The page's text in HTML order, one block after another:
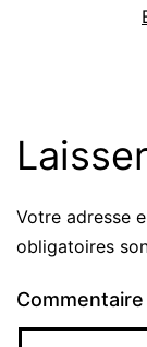
Votre adresse
obligatoires
Commentaire